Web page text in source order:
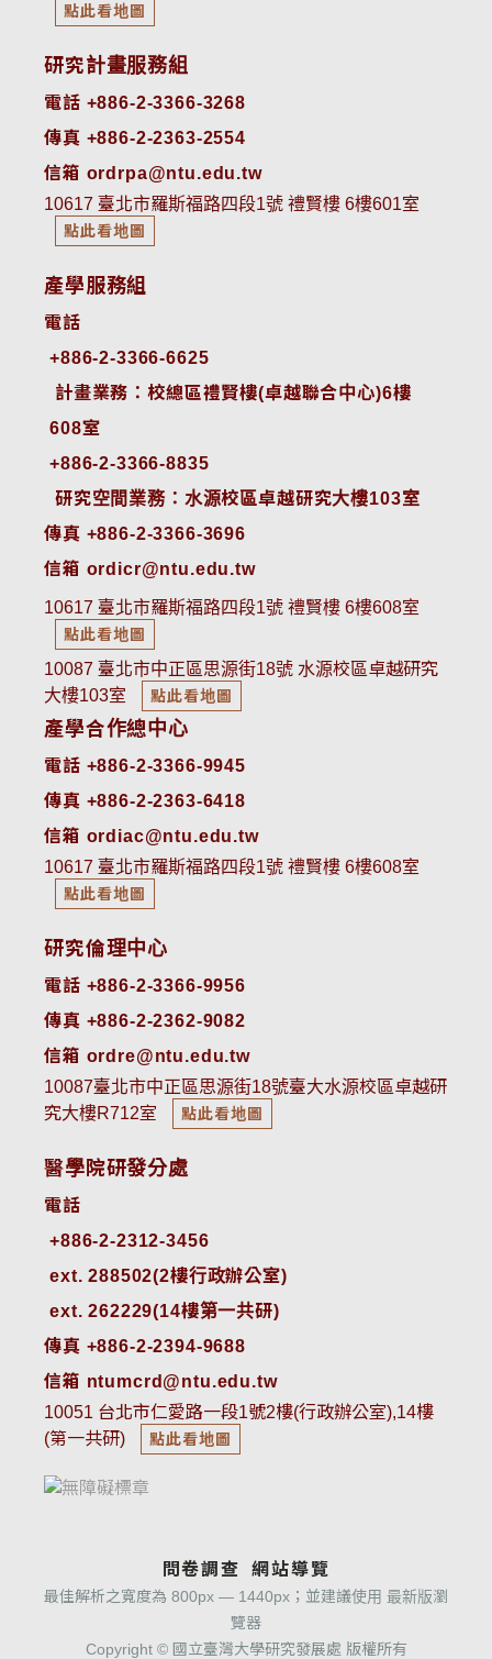
點此看地圖
研究計畫服務組
電話 +886-2-3366-3268
傳真 +886-2-2363-2554
信箱 ordrpa@ntu.edu.tw
10617 臺北市羅斯福路四段1號 禮賢樓 6樓601室
點此看地圖
產學服務組
電話
+886-2-3366-6625
計畫業務：校總區禮賢樓(卓越聯合中心)6樓
608室
+886-2-3366-8835
研究空間業務：水源校區卓越研究大樓103室
傳真 +886-2-3366-3696
信箱 ordicr@ntu.edu.tw
10617 臺北市羅斯福路四段1號 禮賢樓 6樓608室
點此看地圖
10087 臺北市中正區思源街18號 水源校區卓越研究
大樓103室
點此看地圖
產學合作總中心
電話 +886-2-3366-9945
傳真 +886-2-2363-6418
信箱 ordiac@ntu.edu.tw
10617 臺北市羅斯福路四段1號 禮賢樓 6樓608室
點此看地圖
研究倫理中心
電話 +886-2-3366-9956
傳真 +886-2-2362-9082
信箱 ordre@ntu.edu.tw
10087臺北市中正區思源街18號臺大水源校區卓越研
究大樓R712室
點此看地圖
醫學院研發分處
電話
ext. 288502(2樓行政辦公室)
ext. 262229(14樓第一共研)
傳真 +886-2-2394-9688
信箱 ntumcrd@ntu.edu.tw
10051 台北市仁愛路一段1號2樓(行政辦公室),14樓
(第一共研)
點此看地圖
問卷調查 網站導覽
最佳解析之寬度為 800px — 1440px；並建議使用 最新版瀏
覽器
Copyright © 國立臺灣大學研究發展處 版權所有